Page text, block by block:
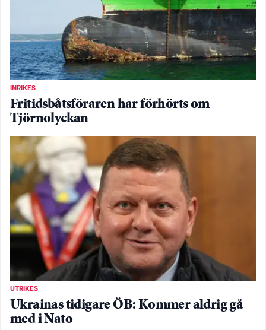
INRIKES
Fritidsbåtsföraren har förhörts om
Tjörnolyckan
UTRIKES
Ukrainas tidigare ÖB: Kommer aldrig gå
med i Nato